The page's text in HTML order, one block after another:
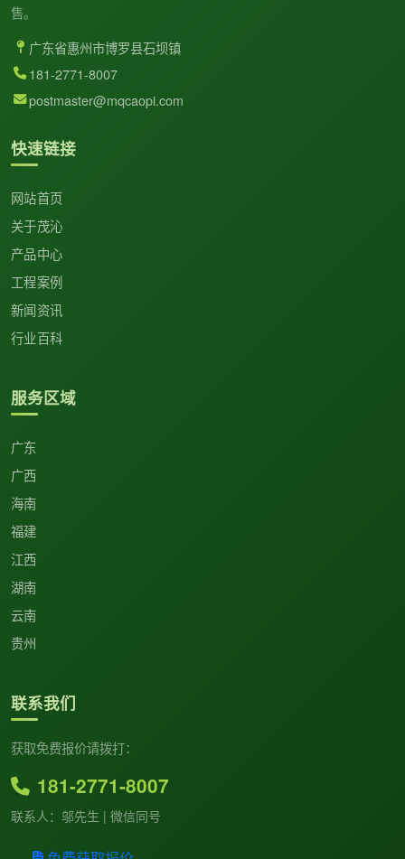
售。
广东省惠州市博罗县石坝镇
181-2771-8007
postmaster@mqcaopi.com
快速链接
网站首页
关于茂沁
产品中心
工程案例
新闻资讯
行业百科
服务区域
广东
广西
海南
福建
江西
湖南
云南
贵州
联系我们
获取免费报价请拨打：
181-2771-8007
联系人：邬先生 | 微信同号